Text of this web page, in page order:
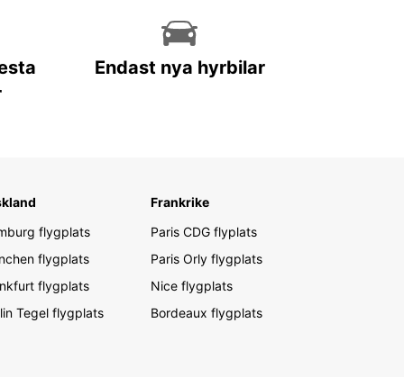
Endast nya hyrbilar
flygplats
flygplats
flygplats
Tegel flygplats
Frankrike
Paris CDG flyplats
Paris Orly flygplats
Nice flygplats
Bordeaux flygplats